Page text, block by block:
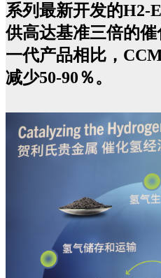
系列最新开发的H2-
供高达基准三倍的
一代产品相比，
减少50-90％。